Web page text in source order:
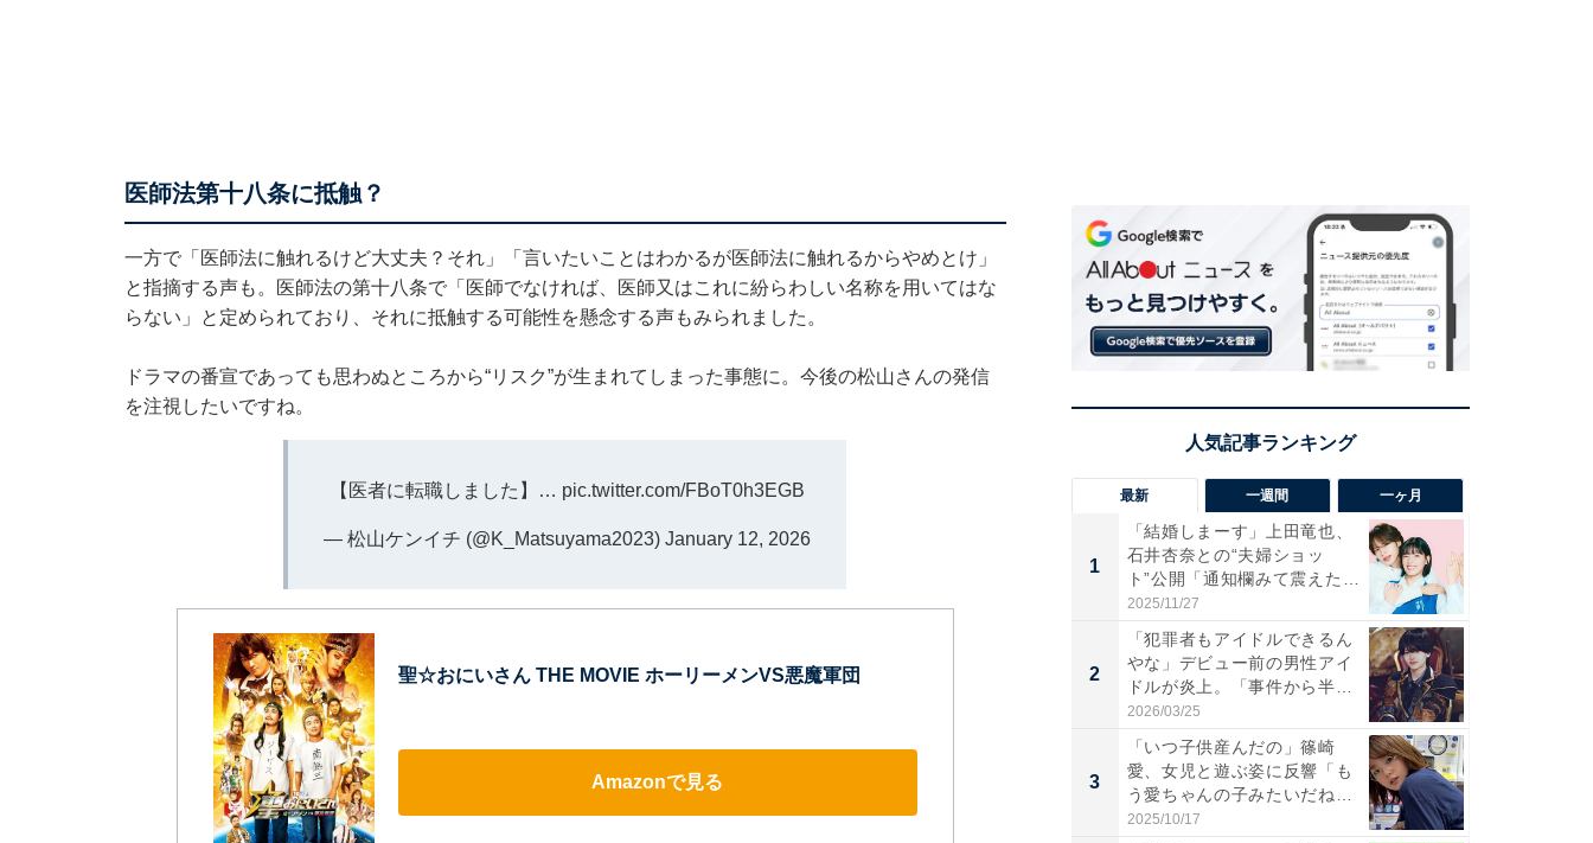
医師法第十八条に抵触？
一方で「医師法に触れるけど大丈夫？それ」「言いたいことはわかるが医師法に触れるからやめとけ」
と指摘する声も。医師法の第十八条で「医師でなければ、医師又はこれに紛らわしい名称を用いてはな
らない」と定められており、それに抵触する可能性を懸念する声もみられました。
ドラマの番宣であっても思わぬところから“リスク”が生まれてしまった事態に。今後の松山さんの発信
を注視したいですね。
【医者に転職しました】… pic.twitter.com/FBoT0h3EGB
— 松山ケンイチ (@K_Matsuyama2023) January 12, 2026
聖☆おにいさん THE MOVIE ホーリーメンVS悪魔軍団
Amazonで見る
最新 一週間 一ヶ月
1
「結婚しまーす」上田竜也、
石井杏奈との“夫婦ショッ
ト”公開「通知欄みて震えた」
「...
2025/11/27
2
「犯罪者もアイドルできるん
やな」デビュー前の男性アイ
ドルが炎上。「事件から半年
も...
2026/03/25
3
「いつ子供産んだの」篠崎
愛、女児と遊ぶ姿に反響「も
う愛ちゃんの子みたいだね」
「完...
2025/10/17